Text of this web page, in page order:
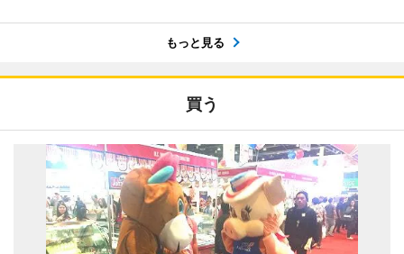
もっと見る
買う